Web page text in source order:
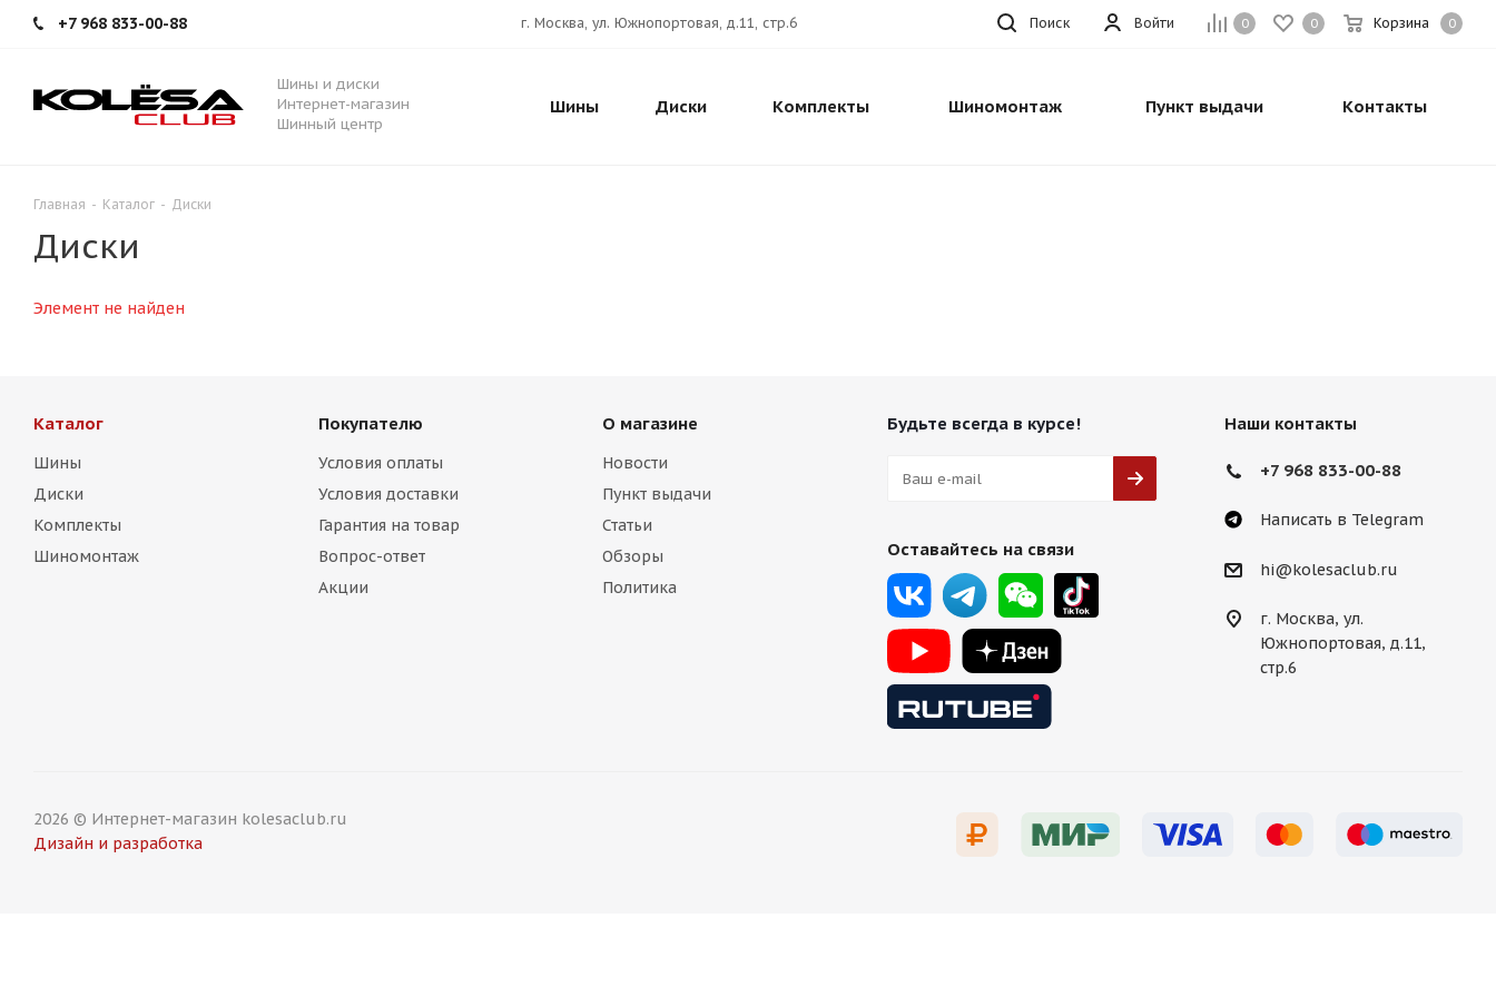
+7 968 833-00-88 0 0 Корзина 0
Войти
г. Москва, ул. Южнопортовая, д.11, стр.6 Поиск
Шины и диски
Интернет-магазин
Шинный центр
Шины Диски Комплекты Шиномонтаж Пункт выдачи Контакты
Главная - Каталог - Диски
Диски
Элемент не найден
Каталог
Шины
Диски
Комплекты
Шиномонтаж
Покупателю
Условия оплаты
Условия доставки
Гарантия на товар
Вопрос-ответ
Акции
О магазине
Новости
Пункт выдачи
Статьи
Обзоры
Политика
Будьте всегда в курсе!
Оставайтесь на связи
Наши контакты
+7 968 833-00-88
Написать в Telegram
hi@kolesaclub.ru
г. Москва, ул.
Южнопортовая, д.11,
стр.6
2026 © Интернет-магазин kolesaclub.ru
Дизайн и разработка